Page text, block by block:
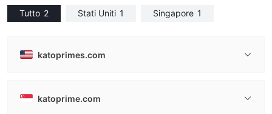
Tutto 2 Stati Uniti 1 Singapore 1
katoprimes.com
katoprime.com